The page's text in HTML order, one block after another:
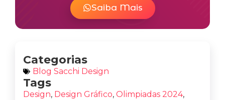
Saiba Mais
Categorias
Blog Sacchi Design
Tags
Design, Design Gráfico, Olimpiadas 2024,